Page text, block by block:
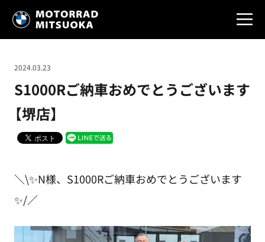
S1000Rご納車おめでとうございます
【堺店】
2024.03.23
＼\✨N様、S1000Rご納車おめでとうございます
✨/／